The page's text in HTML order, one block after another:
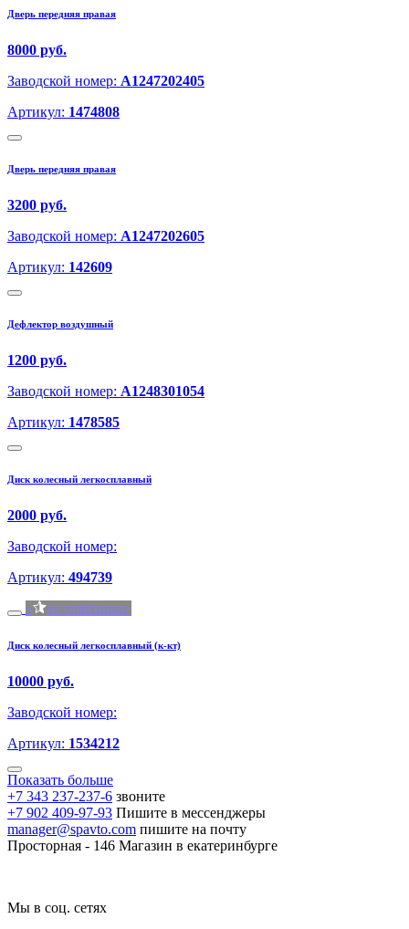
Дверь передняя правая
8000 руб.
Заводской номер: A1247202405
Артикул: 1474808
Дверь передняя правая
3200 руб.
Заводской номер: A1247202605
Артикул: 142609
Дефлектор воздушный
1200 руб.
Заводской номер: A1248301054
Артикул: 1478585
Диск колесный легкосплавный
2000 руб.
Заводской номер:
Артикул: 494739
не оригинал
Диск колесный легкосплавный (к-кт)
10000 руб.
Заводской номер:
Артикул: 1534212
Показать больше
+7 343 237-237-6 звоните
+7 902 409-97-93 Пишите в мессенджеры
manager@spavto.com пишите на почту
Просторная - 146 Магазин в екатеринбурге
Мы в соц. сетях